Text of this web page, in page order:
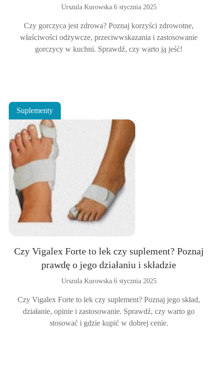
Urszula Kurowska.6 stycznia 2025
Czy gorczyca jest zdrowa? Poznaj korzyści zdrowotne,
właściwości odżywcze, przeciwwskazania i zastosowanie
gorczycy w kuchni. Sprawdź, czy warto ją jeść!
Suplementy
Czy Vigalex Forte to lek czy suplement? Poznaj
prawdę o jego działaniu i składzie
Urszula Kurowska.6 stycznia 2025
Czy Vigalex Forte to lek czy suplement? Poznaj jego skład,
działanie, opinie i zastosowanie. Sprawdź, czy warto go
stosować i gdzie kupić w dobrej cenie.